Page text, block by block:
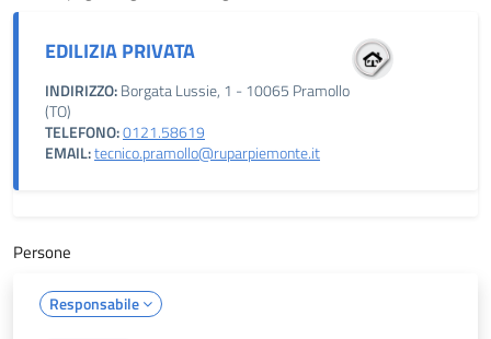
EDILIZIA PRIVATA
INDIRIZZO:Borgata Lussie, 1 - 10065 Pramollo
(TO)
TELEFONO:0121.58619
EMAIL:tecnico.pramollo@ruparpiemonte.it
Persone
Responsabile